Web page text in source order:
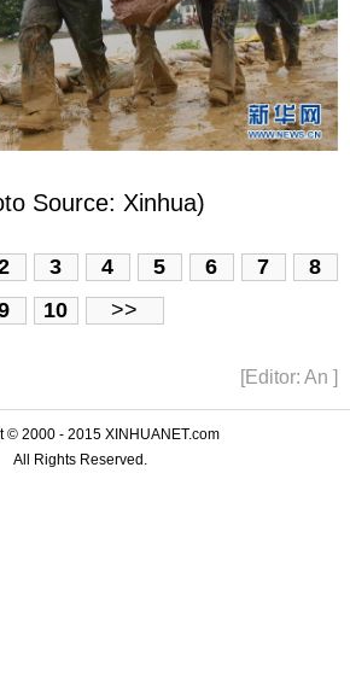
Source: Xinhua)
3 4 5 6 7
8
10 >>
[Editor: An ]
© 2000 - 2015 XINHUANET.com
All Rights Reserved.